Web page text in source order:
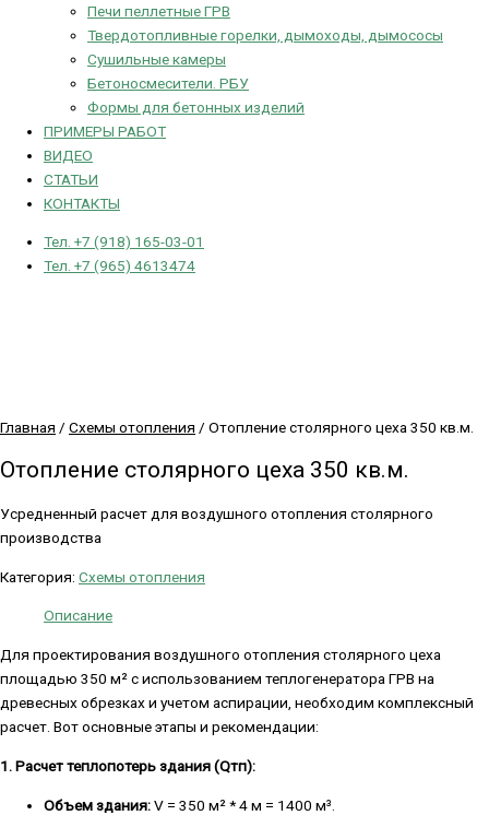
Печи пеллетные ГРВ
Твердотопливные горелки, дымоходы, дымососы
Сушильные камеры
Бетоносмесители. РБУ
Формы для бетонных изделий
ПРИМЕРЫ РАБОТ
ВИДЕО
СТАТЬИ
КОНТАКТЫ
Тел. +7 (918) 165-03-01
Тел. +7 (965) 4613474
Главная / Схемы отопления / Отопление столярного цеха 350 кв.м.
Отопление столярного цеха 350 кв.м.
Усредненный расчет для воздушного отопления столярного
производства
Категория: Схемы отопления
Описание
Для проектирования воздушного отопления столярного цеха
площадью 350 м² с использованием теплогенератора ГРВ на
древесных обрезках и учетом аспирации, необходим комплексный
расчет. Вот основные этапы и рекомендации:
1. Расчет теплопотерь здания (Qтп):
Объем здания:V = 350 м² * 4 м = 1400 м³.